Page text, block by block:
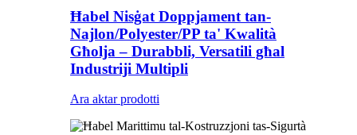
Ħabel Nisġat Doppjament tan-
Najlon/Polyester/PP ta' Kwalità
Għolja – Durabbli, Versatili għal
Industriji Multipli
Ara aktar prodotti